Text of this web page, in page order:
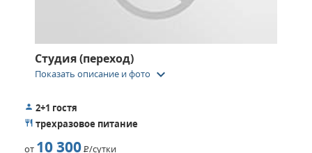
Студия (переход)
Показать описание и фото keyboard_arrow_down
2+1 гостя
трехразовое питание
от 10 300Р/сутки